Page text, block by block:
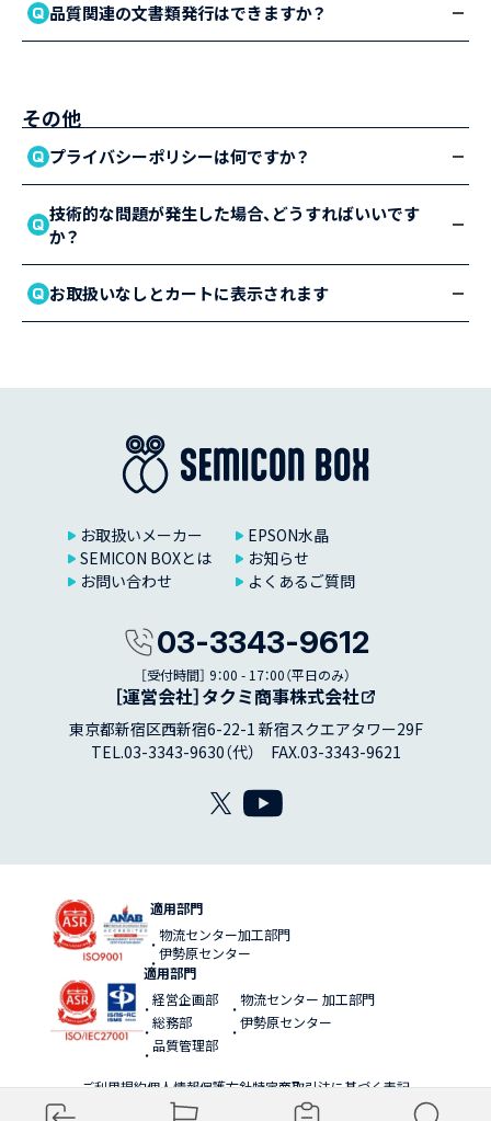
品質関連の文書類発行はできますか？
その他
プライバシーポリシーは何ですか？
技術的な問題が発生した場合、どうすればいいです
か？
お取扱いなしとカートに表示されます
お取扱いメーカー
EPSON水晶
SEMICON BOXとは
お知らせ
お問い合わせ
よくあるご質問
03-3343-9612
［受付時間］ 9：00 - 17：00（平日のみ）
［運営会社］タクミ商事株式会社
東京都新宿区西新宿6-22-1 新宿スクエアタワー29F
TEL.03-3343-9630（代） FAX.03-3343-9621
適用部門
物流センター加工部門
伊勢原センター
適用部門
経営企画部
品質管理部
伊勢原センター
総務部
物流センター 加工部門
ご利用規約個人情報保護方針特定商取引法に基づく表記